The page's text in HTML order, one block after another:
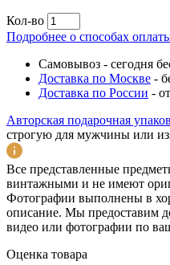
Кол-во
Подробнее о способах
Самовывоз - сегодня
Доставка по Москве -
Доставка по России -
Авторская подарочная
строгую для мужчины или
Все представленные
винтажными и не имеют
Фотографии выполнены в
описание. Мы предоставим
видео или фотографии по
Оценка товара